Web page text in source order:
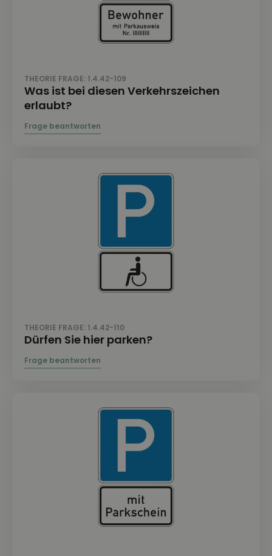
THEORIE FRAGE: 1.4.42-109
Was ist bei diesen Verkehrszeichen
erlaubt?
THEORIE FRAGE: 1.4.42-110
Dürfen Sie hier parken?